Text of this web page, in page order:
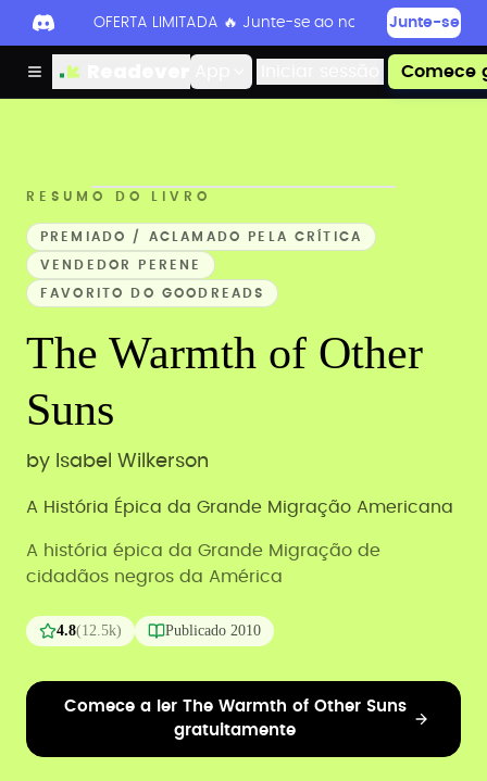
OFERTA LIMITADA 🔥 Junte-se ao nosso Discord
Junte-se
Comece
RESUMO DO LIVRO
PREMIADO / ACLAMADO PELA CRÍTICA
VENDEDOR PERENE
FAVORITO DO GOODREADS
The Warmth of Other
Suns
by Isabel Wilkerson
A História Épica da Grande Migração Americana
A história épica da Grande Migração de
cidadãos negros da América
4.8(12.5k) Publicado 2010
Comece a ler The Warmth of Other Suns
gratuitamente